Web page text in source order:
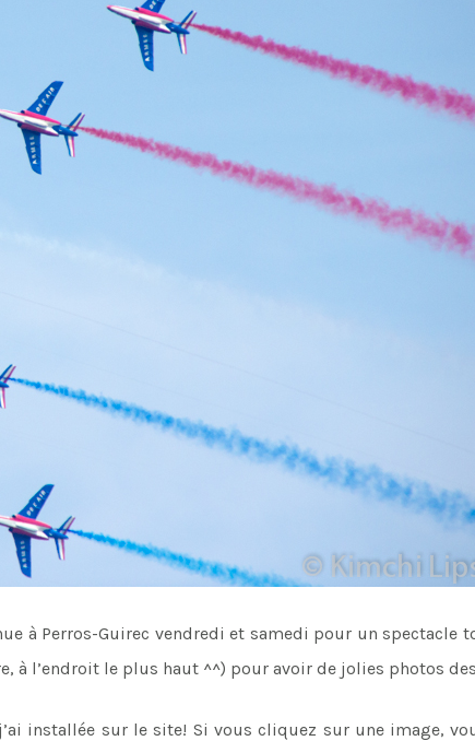
à Perros-Guirec vendredi et samedi pour un spectacle
l’endroit le plus haut ^^) pour avoir de jolies photos des
installée sur le site! Si vous cliquez sur une image,